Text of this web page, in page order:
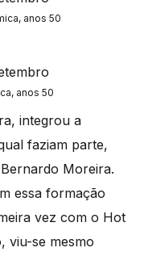
anos 50
anos 50
integrou a
faziam parte,
Moreira.
essa formação
vez com o Hot
viu-se mesmo